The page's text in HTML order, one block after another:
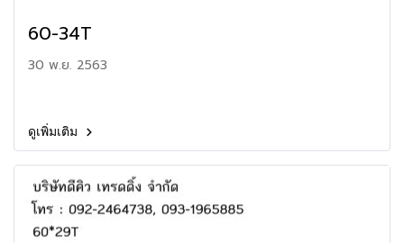
60-34T
30 พ.ย. 2563
ดูเพิ่มเติม